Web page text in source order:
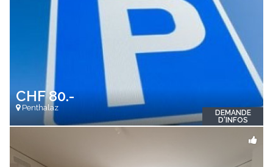
CHF 80.-
Penthalaz
DEMANDE
D'INFOS